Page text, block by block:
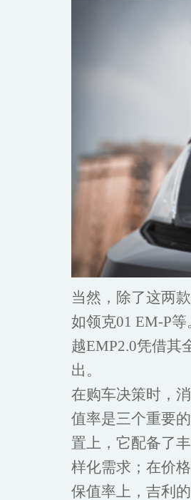
当然，除了这两
如领克01 EM-P
越EMP2.0凭借其
出。
在购车决策时，
值率是三个重要
置上，它配备了
样化需求；在价
保值率上，吉利